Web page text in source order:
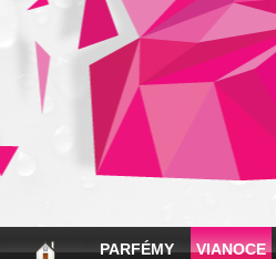
PARFÉMY VIANOCE